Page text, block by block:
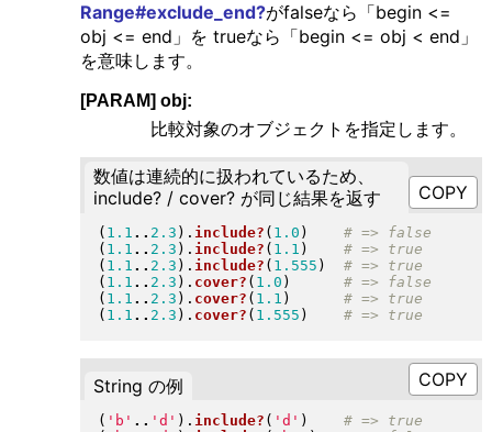
Range#exclude_end?がfalseなら「begin <=
obj <= end」を trueなら「begin <= obj < end」
を意味します。
[PARAM] obj:
比較対象のオブジェクトを指定します。
数値は連続的に扱われているため、
include? / cover? が同じ結果を返す
( 1.1 .. 2.3 ) . include? ( 1.0 )
( 1.1 .. 2.3 ) . include? ( 1.1 )
( 1.1 .. 2.3 ) . include? ( 1.555 )
( 1.1 .. 2.3 ) . cover? ( 1.0 )
( 1.1 .. 2.3 ) . cover? ( 1.1 )
( 1.1 .. 2.3 ) . cover? ( 1.555 )
String の例
( 'b' .. 'd' ) . include? ( 'd' )